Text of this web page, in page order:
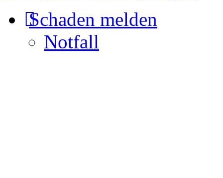
Schaden melden
Notfall